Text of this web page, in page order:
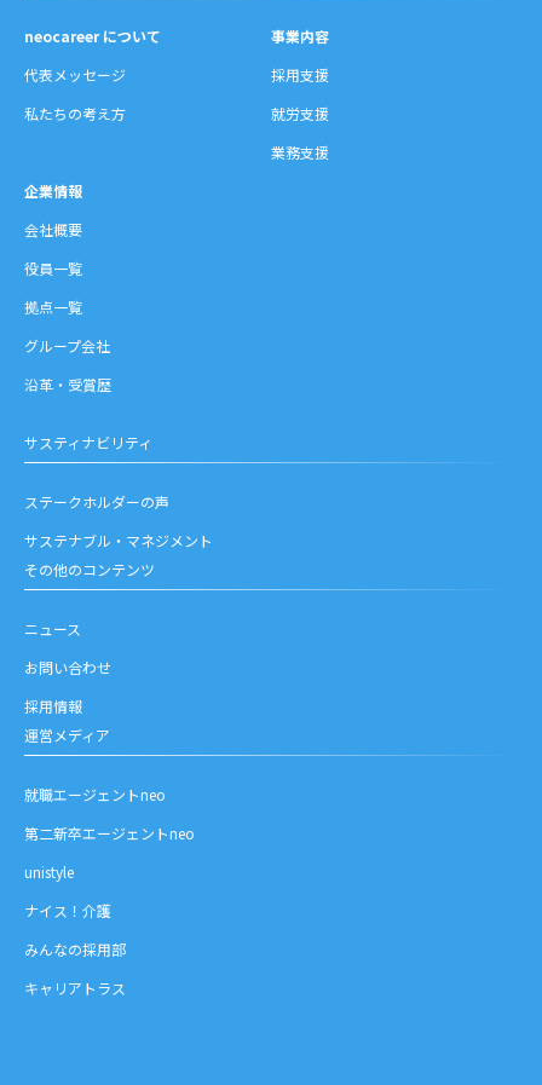
neocareer について
代表メッセージ
私たちの考え方
事業内容
採用支援
就労支援
業務支援
企業情報
会社概要
役員一覧
拠点一覧
グループ会社
沿革・受賞歴
サスティナビリティ
ステークホルダーの声
サステナブル・マネジメント
その他のコンテンツ
ニュース
お問い合わせ
採用情報
運営メディア
就職エージェントneo
第二新卒エージェントneo
unistyle
ナイス！介護
みんなの採用部
キャリアトラス